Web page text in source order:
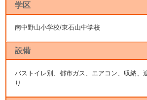
学区
南中野山小学校/東石山中学校
設備
バストイレ別、都市ガス、エアコン、収納、
り